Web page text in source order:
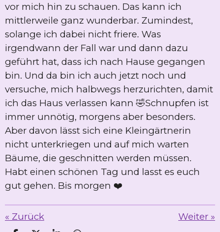
vor mich hin zu schauen. Das kann ich
mittlerweile ganz wunderbar. Zumindest,
solange ich dabei nicht friere. Was
irgendwann der Fall war und dann dazu
geführt hat, dass ich nach Hause gegangen
bin. Und da bin ich auch jetzt noch und
versuche, mich halbwegs herzurichten, damit
ich das Haus verlassen kann 🤣Schnupfen ist
immer unnötig, morgens aber besonders.
Aber davon lässt sich eine Kleingärtnerin
nicht unterkriegen und auf mich warten
Bäume, die geschnitten werden müssen.
Habt einen schönen Tag und lasst es euch
gut gehen. Bis morgen ❤️
« Zurück Weiter »